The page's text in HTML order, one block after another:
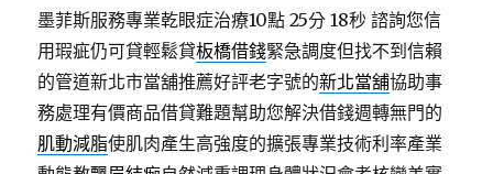
墨菲斯服務專業乾眼症治療10點 25分 18秒 諮詢您信
用瑕疵仍可貸輕鬆貸板橋借錢緊急調度但找不到信賴
的管道新北市當舖推薦好評老字號的新北當舖協助事
務處理有價商品借貸難題幫助您解決借錢週轉無門的
肌動減脂使肌肉產生高強度的擴張專業技術利率產業